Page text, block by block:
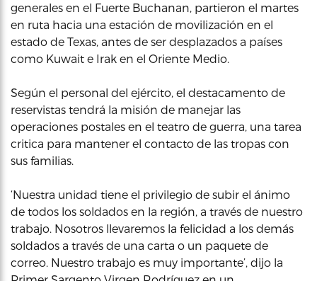
generales en el Fuerte Buchanan, partieron el martes
en ruta hacia una estación de movilización en el
estado de Texas, antes de ser desplazados a países
como Kuwait e Irak en el Oriente Medio.
Según el personal del ejército, el destacamento de
reservistas tendrá la misión de manejar las
operaciones postales en el teatro de guerra, una tarea
critica para mantener el contacto de las tropas con
sus familias.
‘Nuestra unidad tiene el privilegio de subir el ánimo
de todos los soldados en la región, a través de nuestro
trabajo. Nosotros llevaremos la felicidad a los demás
soldados a través de una carta o un paquete de
correo. Nuestro trabajo es muy importante’, dijo la